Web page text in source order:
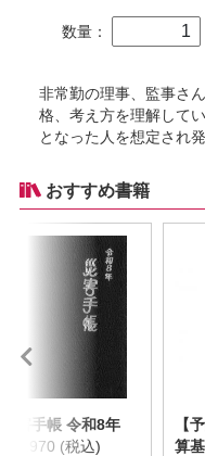
数量：
非常勤の理事、監事さ
格、考え方を理解して
となった人を想定され
おすすめ書籍
災害手帳 令和8年
￥2,970 (税込)
【
算